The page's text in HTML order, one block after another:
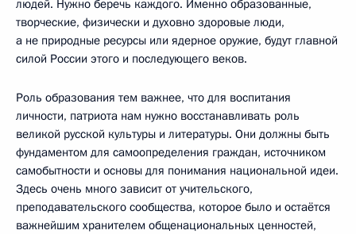
людей. Нужно беречь каждого. Именно образованные,
творческие, физически и духовно здоровые люди,
а не природные ресурсы или ядерное оружие, будут главной
силой России этого и последующего веков.
Роль образования тем важнее, что для воспитания
личности, патриота нам нужно восстанавливать роль
великой русской культуры и литературы. Они должны быть
фундаментом для самоопределения граждан, источником
самобытности и основы для понимания национальной идеи.
Здесь очень много зависит от учительского,
преподавательского сообщества, которое было и остаётся
важнейшим хранителем общенациональных ценностей,